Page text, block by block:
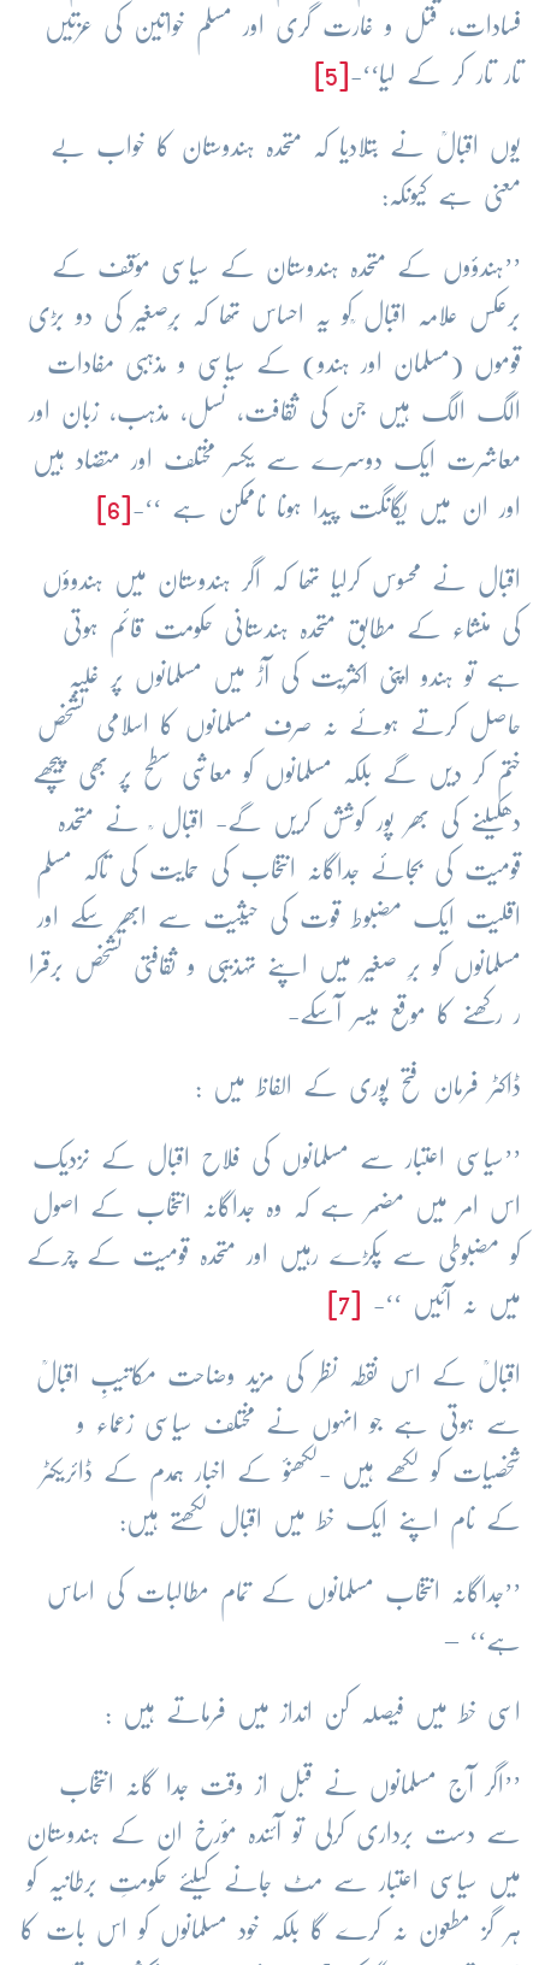
فسادات، قتل و غارت گری اور مسلم خواتین کی عزتیں
تار تار کر کے لیا‘‘-
یوں اقبالؒ نے بتلادیا کہ متحدہ ہندوستان کا خواب بے
معنی ہے کیونکہ:
’’ہندؤوں کے متحدہ ہندوستان کے سیاسی مؤقف کے
برعکس علامہ اقبال ؒکو یہ احساس تھا کہ برِصغیر کی دو بڑی
قوموں (مسلمان اور ہندو) کے سیاسی و مذہبی مفادات
الگ الگ ہیں جن کی ثقافت، نسل، مذہب، زبان اور
معاشرت ایک دوسرے سے یکسر مختلف اور متضاد ہیں
اور ان میں یگانگت پیدا ہونا ناممکن ہے ‘‘-
اقبال نے محسوس کرلیا تھا کہ اگر ہندوستان میں ہندوؤں
کی منشاء کے مطابق متحدہ ہندستانی حکومت قائم ہوتی
ہے تو ہندو اپنی اکثریت کی آڑ میں مسلمانوں پر غلبہ
حاصل کرتے ہوئے نہ صرف مسلمانوں کا اسلامی تشخص
ختم کر دیں گے بلکہ مسلمانوں کو معاشی سطح پر بھی پیچھے
دھکیلنے کی بھر پور کوشش کریں گے- اقبال ؒ نے متحدہ
قومیت کی بجائے جداگانہ انتخاب کی حمایت کی تاکہ مسلم
اقلیت ایک مضبوط قوت کی حیثیت سے ابھر سکے اور
مسلمانوں کو برِ صغیر میں اپنے تہذیبی و ثقافتی تشخص برقرا
ر رکھنے کا موقع میسر آسکے-
ڈاکٹر فرمان فتح پوری کے الفاظ میں :
’’سیاسی اعتبار سے مسلمانوں کی فلاح اقبال کے نزدیک
اس امر میں مضمر ہے کہ وہ جداگانہ انتخاب کے اصول
کو مضبوطی سے پکڑے رہیں اور متحدہ قومیت کے چرکے
میں نہ آئیں ‘‘-
اقبالؒ کے اس نقطہ نظر کی مزید وضاحت مکاتیبِ اقبالؒ
سے ہوتی ہے جو انہوں نے مختلف سیاسی زعماء و
شخصیات کو لکھے ہیں -لکھنؤ کے اخبار ہمدم کے ڈائریکٹر
کے نام اپنے ایک خط میں اقبال لکھتے ہیں:
’’جداگانہ انتخاب مسلمانوں کے تمام مطالبات کی اساس
ہے‘‘ –
اسی خط میں فیصلہ کن انداز میں فرماتے ہیں :
’’اگر آج مسلمانوں نے قبل از وقت جدا گانہ انتخاب
سے دست برداری کرلی تو آئندہ مؤرخ ان کے ہندوستان
میں سیاسی اعتبار سے مٹ جانے کیلئے حکومتِ برطانیہ کو
ہر گز مطعون نہ کرے گا بلکہ خود مسلمانوں کو اس بات کا